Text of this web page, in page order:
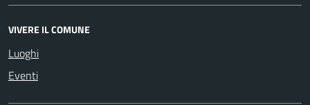
VIVERE IL COMUNE
Luoghi
Eventi